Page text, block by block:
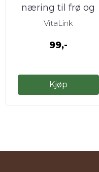
næring til frø og
stiklinger
VitaLink
99,-
Kjøp